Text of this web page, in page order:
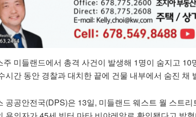
주 미들랜드에서 총격 사건이 발생해 1명이 숨지고 10
시간 동안 경찰과 대치한 끝에 건물 내부에서 숨진 채
공공안전국(DPS)은 13일, 미들랜드 웨스트 월 스트